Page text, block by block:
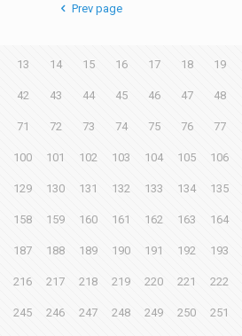
Prev page
13 14 15 16 17 18 19
42 43 44 45 46 47 48
71 72 73 74 75 76 77
100 101 102 103 104 105 106
129 130 131 132 133 134 135
158 159 160 161 162 163 164
187 188 189 190 191 192 193
216 217 218 219 220 221 222
245 246 247 248 249 250 251